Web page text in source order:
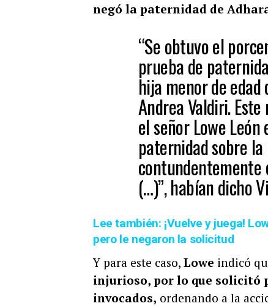
negó la paternidad de
“Se obtuvo el
prueba de
hija menor de
Andrea Valdiri.
el señor Lowe
paternidad sobre
contundentemente
(…)”, habían dicho
Lee también: ¡Vuelve y juega!
pero le negaron la solicitud
Y para este caso, Lowe indicó
injurioso, por lo que solicitó
invocados, ordenando a la